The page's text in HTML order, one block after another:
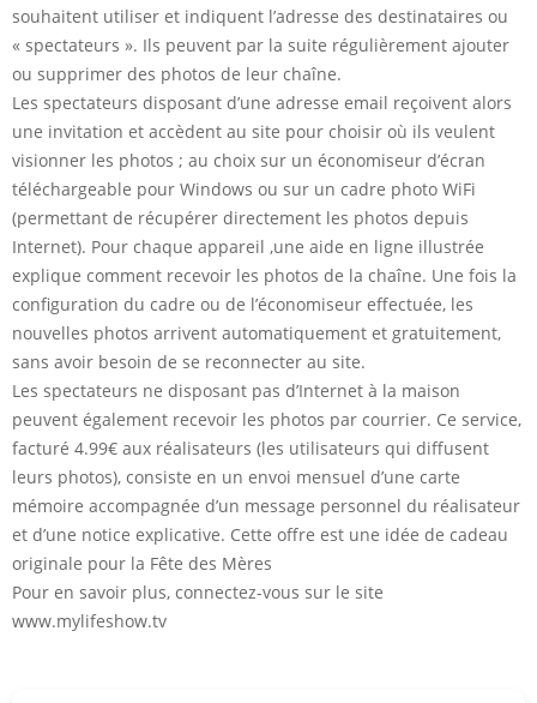
souhaitent utiliser et indiquent l’adresse des destinataires ou
« spectateurs ». Ils peuvent par la suite régulièrement ajouter
ou supprimer des photos de leur chaîne.
Les spectateurs disposant d’une adresse email reçoivent alors
une invitation et accèdent au site pour choisir où ils veulent
visionner les photos ; au choix sur un économiseur d’écran
téléchargeable pour Windows ou sur un cadre photo WiFi
(permettant de récupérer directement les photos depuis
Internet). Pour chaque appareil ,une aide en ligne illustrée
explique comment recevoir les photos de la chaîne. Une fois la
configuration du cadre ou de l’économiseur effectuée, les
nouvelles photos arrivent automatiquement et gratuitement,
sans avoir besoin de se reconnecter au site.
Les spectateurs ne disposant pas d’Internet à la maison
peuvent également recevoir les photos par courrier. Ce service,
facturé 4.99€ aux réalisateurs (les utilisateurs qui diffusent
leurs photos), consiste en un envoi mensuel d’une carte
mémoire accompagnée d’un message personnel du réalisateur
et d’une notice explicative. Cette offre est une idée de cadeau
originale pour la Fête des Mères
Pour en savoir plus, connectez-vous sur le site
www.mylifeshow.tv